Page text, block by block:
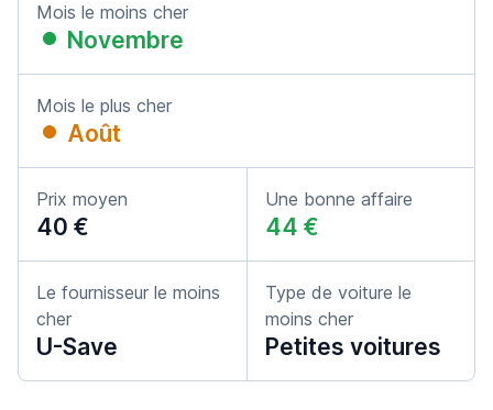
Mois le moins cher
Novembre
Mois le plus cher
Août
Prix moyen
40 €
Une bonne affaire
44 €
Le fournisseur le moins
cher
U-Save
Type de voiture le
moins cher
Petites voitures